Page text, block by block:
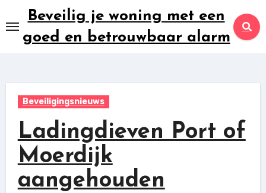
naar
inhoud
Beveilig je woning met een
goed en betrouwbaar alarm
Beveiligingsnieuws
Ladingdieven Port of
Moerdijk
aangehouden